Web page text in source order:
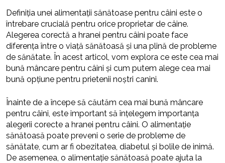
Definiția unei alimentații sănătoase pentru câini este o
întrebare crucială pentru orice proprietar de câine.
Alegerea corectă a hranei pentru câini poate face
diferența între o viață sănătoasă și una plină de probleme
de sănătate. În acest articol, vom explora ce este cea mai
bună mâncare pentru câini și cum putem alege cea mai
bună opțiune pentru prietenii noștri canini.
Înainte de a începe să căutăm cea mai bună mâncare
pentru câini, este important să înțelegem importanța
alegerii corecte a hranei pentru câini. O alimentație
sănătoasă poate preveni o serie de probleme de
sănătate, cum ar fi obezitatea, diabetul și bolile de inimă.
De asemenea, o alimentație sănătoasă poate ajuta la